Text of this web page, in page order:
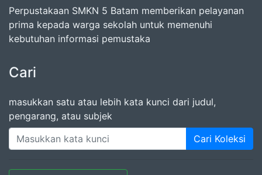
Perpustakaan SMKN 5 Batam memberikan pelayanan
prima kepada warga sekolah untuk memenuhi
kebutuhan informasi pemustaka
Cari
masukkan satu atau lebih kata kunci dari judul,
pengarang, atau subjek
Cari Koleksi